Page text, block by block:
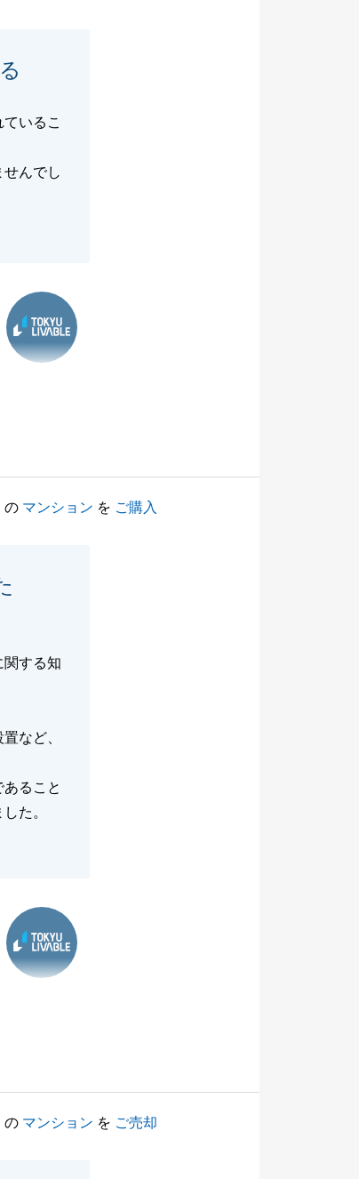
いるこ
んでし
の マンション を ご購入
関する知
など、
ること
た。
の マンション を ご売却